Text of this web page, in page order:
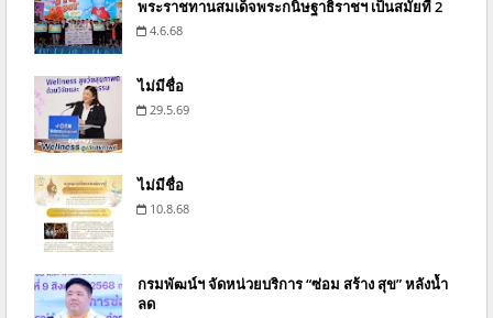
พระราชทานสมเด็จพระกนิษฐาธิราชฯ เป็นสมัยที่ 2
4.6.68
ไม่มีชื่อ
29.5.69
ไม่มีชื่อ
10.8.68
กรมพัฒน์ฯ จัดหน่วยบริการ “ซ่อม สร้าง สุข” หลังน้ำ
ลด